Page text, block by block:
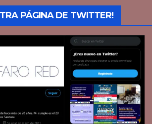
PÁGINA DE TWITTER!